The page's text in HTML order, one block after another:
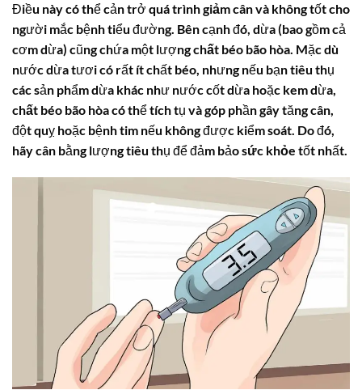
Điều này có thể cản trở quá trìnhgiảm cânvà không tốt cho
người mắc bệnh tiểu đường. Bên cạnh đó, dừa (bao gồm cả
cơm dừa) cũng chứa một lượngchất béo bão hòa. Mặc dù
nước dừa tươi có rất ít chất béo, nhưng nếu bạn tiêu thụ
các sản phẩm dừa khác như nước cốt dừa hoặc kem dừa,
chất béo bão hòacó thể tích tụ và góp phần gây tăng cân,
đột quỵ hoặc bệnh tim nếu không được kiểm soát. Do đó,
hãy cân bằng lượng tiêu thụ để đảm bảosức khỏe tốt nhất.